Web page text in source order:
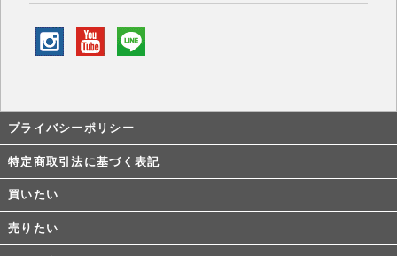
プライバシーポリシー
特定商取引法に基づく表記
買いたい
売りたい